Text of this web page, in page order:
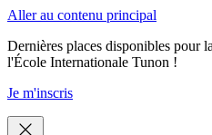
Aller au contenu principal
Dernières places disponibles pour
l'École Internationale Tunon !
Je m'inscris